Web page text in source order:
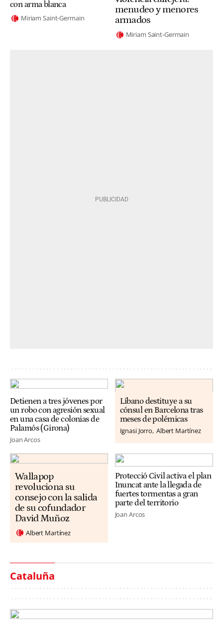
con arma blanca
Miriam Saint-Germain
menudeo y menores
armados
Miriam Saint-Germain
Detienen a tres jóvenes por
un robo con agresión sexual
en una casa de colonias de
Palamós (Girona)
Joan Arcos
Líbano destituye a su
cónsul en Barcelona tras
meses de polémicas
Ignasi Jorro Albert Martínez
Wallapop
revoluciona su
consejo con la salida
de su cofundador
David Muñoz
Albert Martínez
Protecció Civil activa el plan
Inuncat ante la llegada de
fuertes tormentas a gran
parte del territorio
Joan Arcos
Cataluña